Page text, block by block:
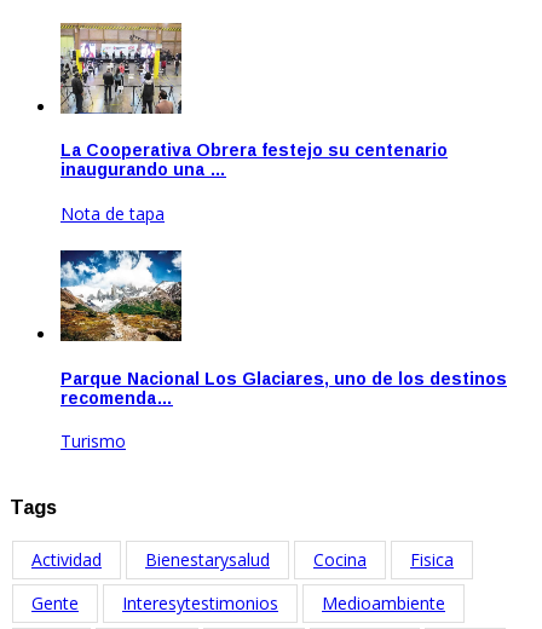
La Cooperativa Obrera festejo su centenario
inaugurando una …
Nota de tapa
Parque Nacional Los Glaciares, uno de los destinos
recomenda…
Turismo
Tags
Actividad Bienestarysalud Cocina
Fisica
Gente
Interesytestimonios
Medioambiente